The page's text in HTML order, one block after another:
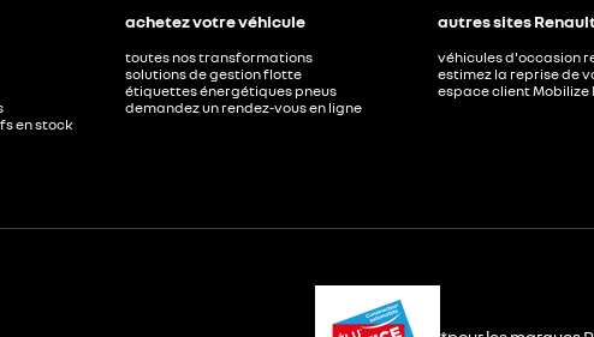
en stock
achetez votre véhicule
toutes nos transformations
solutions de gestion flotte
étiquettes énergétiques pneus
demandez un rendez-vous en ligne
autres sites
véhicules d'occasion
estimez la reprise de
espace client Mobilize